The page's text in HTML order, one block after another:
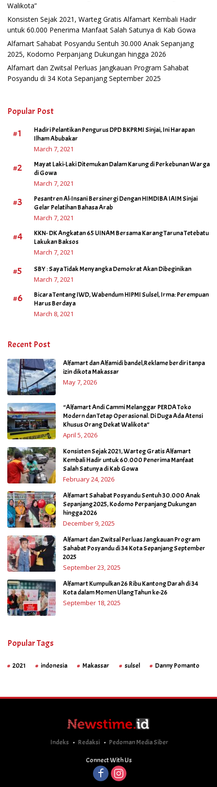
Walikota”
Konsisten Sejak 2021, Warteg Gratis Alfamart Kembali Hadir
untuk 60.000 Penerima Manfaat Salah Satunya di Kab Gowa
Alfamart Sahabat Posyandu Sentuh 30.000 Anak Sepanjang
2025, Kodomo Perpanjang Dukungan hingga 2026
Alfamart dan Zwitsal Perluas Jangkauan Program Sahabat
Posyandu di 34 Kota Sepanjang September 2025
Popular Post
#1
Hadiri Pelantikan Pengurus DPD BKPRMI Sinjai, Ini Harapan
Ilham Abubakar
March 7, 2021
#2
Mayat Laki-Laki Ditemukan Dalam Karung di Perkebunan Warga
di Gowa
March 7, 2021
#3
Pesantren Al-Insani Bersinergi Dengan HIMDIBA IAIM Sinjai
Gelar Pelatihan Bahasa Arab
March 7, 2021
#4
KKN- DK Angkatan 65 UINAM Bersama Karang Taruna Tetebatu
Lakukan Baksos
March 7, 2021
#5 SBY : Saya Tidak Menyangka Demokrat Akan Dibeginikan
March 7, 2021
#6
Bicara Tentang IWD, Wabendum HIPMI Sulsel, Irma: Perempuan
Harus Berdaya
March 8, 2021
Recent Post
Alfamart dan Alfamidi bandel,Reklame berdiri tanpa
izin dikota Makassar
May 7, 2026
“Alfamart Andi Cammi Melanggar PERDA Toko
Modern dan Tetap Operasional. Di Duga Ada Atensi
Khusus Orang Dekat Walikota”
April 5, 2026
Konsisten Sejak 2021, Warteg Gratis Alfamart
Kembali Hadir untuk 60.000 Penerima Manfaat
Salah Satunya di Kab Gowa
February 24, 2026
Alfamart Sahabat Posyandu Sentuh 30.000 Anak
Sepanjang 2025, Kodomo Perpanjang Dukungan
hingga 2026
December 9, 2025
Alfamart dan Zwitsal Perluas Jangkauan Program
Sahabat Posyandu di 34 Kota Sepanjang September
2025
September 23, 2025
Alfamart Kumpulkan 26 Ribu Kantong Darah di 34
Kota dalam Momen Ulang Tahun ke-26
September 18, 2025
Popular Tags
2021 indonesia Makassar sulsel Danny Pomanto
Indeks Redaksi Pedoman Media Siber
Connect With Us